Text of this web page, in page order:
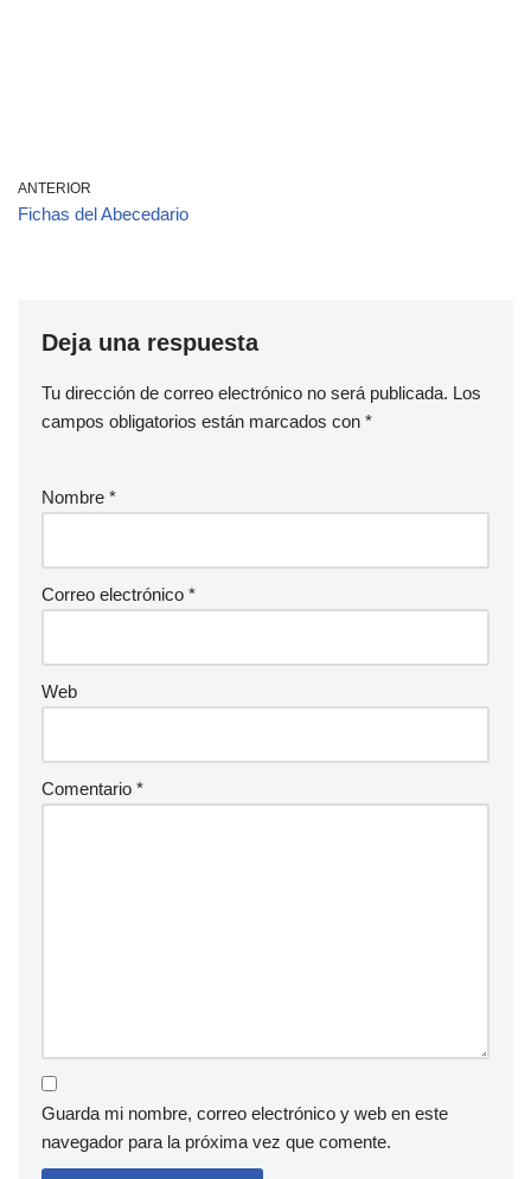
ANTERIOR
Fichas del Abecedario
Deja una respuesta
Tu dirección de correo electrónico no será publicada. Los
campos obligatorios están marcados con *
Nombre *
Correo electrónico *
Web
Comentario *
Guarda mi nombre, correo electrónico y web en este
navegador para la próxima vez que comente.